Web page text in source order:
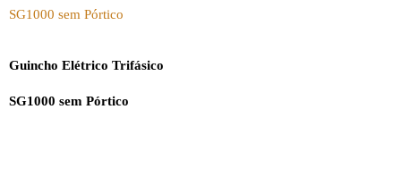
Guincho Elétrico Trifásico
SG1000 sem Pórtico